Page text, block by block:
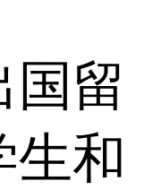
国留
生和